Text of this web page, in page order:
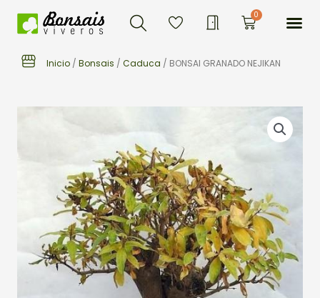
Buscar 0Carrito
Inicio / Bonsais / Caduca / BONSAI GRANADO NEJIKAN